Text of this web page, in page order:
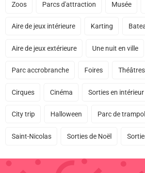
Zoos Parcs d'attraction Musée
Aire de jeux intérieure Karting
Aire de jeux extérieure Une nuit en ville
Parc accrobranche Foires
Cirques Cinéma Sorties en intérieur
City trip Halloween Parc de
Saint-Nicolas Sorties de Noël